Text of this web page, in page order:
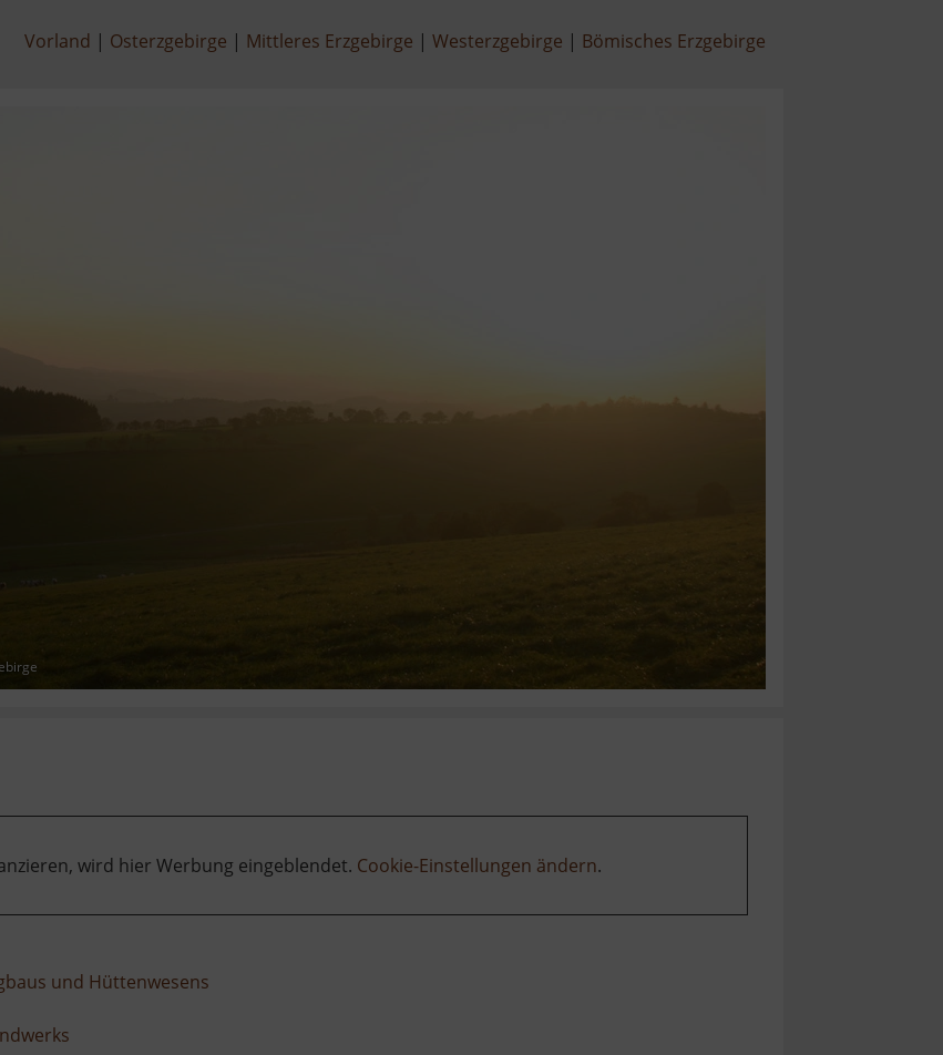
Vorland Osterzgebirge Mittleres Erzgebirge Westerzgebirge Bömisches Erzgebirge
wird hier Werbung eingeblendet. Cookie-Einstellungen ändern.
und Hüttenwesens